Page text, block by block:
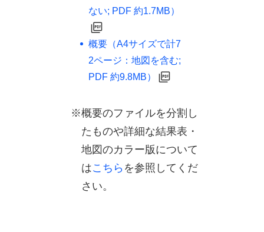
ない; PDF 約1.7MB）
概要（A4サイズで計7
2ページ：地図を含む;
PDF 約9.8MB）
※概要のファイルを分割し
たものや詳細な結果表・
地図のカラー版について
はこちら を参照してくだ
さい。